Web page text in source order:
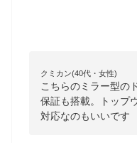
クミカン(40代・女性)
こちらのミラー型の
保証も搭載。トップ
対応なのもいいです